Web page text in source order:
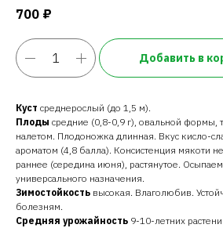
700 ₽
Добавить в
Куст среднерослый (до 1,5 м).
Плоды средние (0,8-0,9 г), овальной формы,
налетом. Плодоножка длинная. Вкус кисло-
ароматом (4,8 балла). Консистенция мякоти
раннее (середина июня), растянутое.
универсального назначения.
Зимостойкость высокая. Влаголюбив.
болезням.
Средняя урожайность 9-10-летних